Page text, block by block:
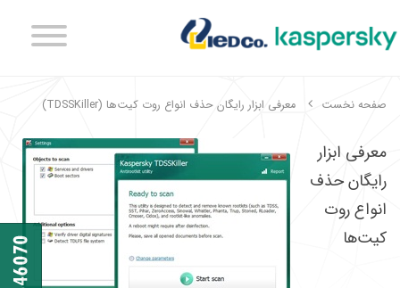
صفحه نخست معرفی ابزار رایگان حذف انواع روت کیت‌ها (TDSSKiller)
معرفی ابزار
رایگان حذف
انواع روت
کیت‌ها